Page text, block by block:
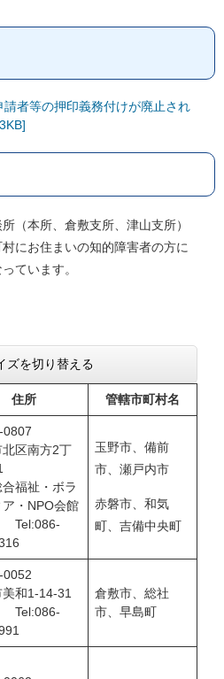
者等の押印義務付けが廃止され
（本所、倉敷支所、津山支所）
にお住まいの知的障害者の方に
ています。
ズを切り替える
住所 管轄市町村名
0807
北区南方2丁
福祉・ボラ
ア・NPO会館
玉野市、備前
市、瀬戸内市
赤磐市、和気
町、吉備中央町
0052
美和1-14-31
倉敷市、総社
市、早島町